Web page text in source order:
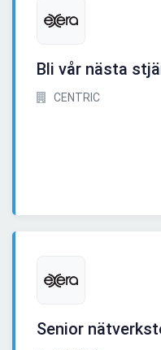
Bli vår nästa
CENTRIC
Senior